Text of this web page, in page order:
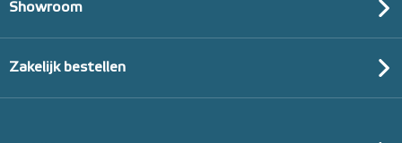
Showroom
Zakelijk bestellen